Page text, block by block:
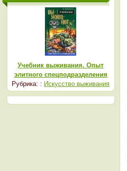
Учебник выживания. Опыт
элитного спецподразделения
Рубрика: : Искусство выживания